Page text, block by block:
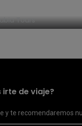
Tours
irte de viaje?
y te recomendaremos